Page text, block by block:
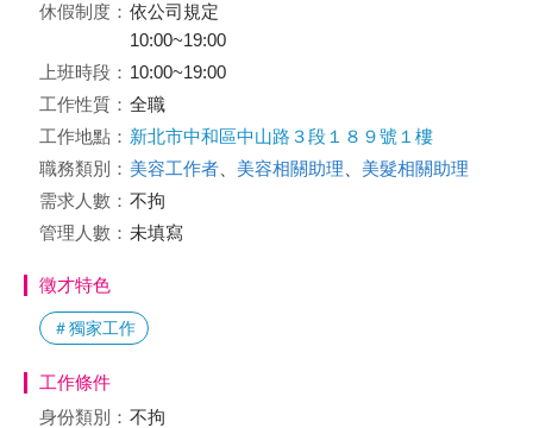
休假制度： 依公司規定
10:00~19:00
上班時段： 10:00~19:00
工作性質： 全職
工作地點： 新北市中和區中山路３段１８９號１樓
職務類別： 美容工作者 美容相關助理
美髮相關助理
需求人數： 不拘
管理人數： 未填寫
徵才特色
＃獨家工作
工作條件
身份類別： 不拘